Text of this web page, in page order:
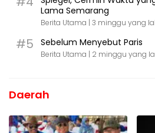
Lama Semarang
Berita Utama | 3 minggu yang
#5 Sebelum Menyebut Paris
Berita Utama | 2 minggu yang
Daerah